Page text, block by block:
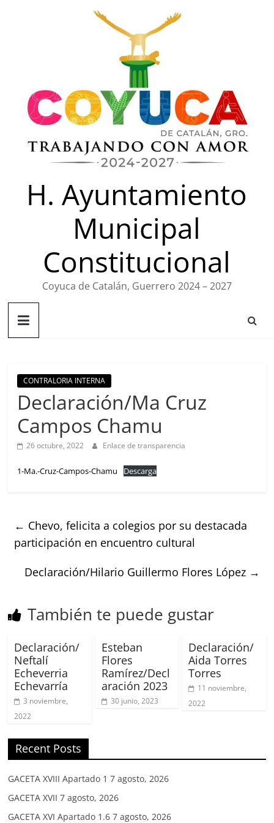
H. Ayuntamiento
Municipal
Constitucional
Coyuca de Catalán, Guerrero 2024 – 2027
CONTRALORIA INTERNA
Declaración/Ma Cruz
Campos Chamu
26 octubre, 2022 Enlace de transparencia
1-Ma.-Cruz-Campos-Chamu Descarga
← Chevo, felicita a colegios por su destacada
participación en encuentro cultural
Declaración/Hilario Guillermo Flores López →
También te puede gustar
Declaración/
Neftalí
Echeverria
Echevarría
3 noviembre,
2022
Esteban
Flores
Ramírez/Decl
aración 2023
30 junio, 2023
Declaración/
Aida Torres
Torres
11 noviembre,
2022
Recent Posts
GACETA XVIII Apartado 1 7 agosto, 2026
GACETA XVII 7 agosto, 2026
GACETA XVI Apartado 1.6 7 agosto, 2026